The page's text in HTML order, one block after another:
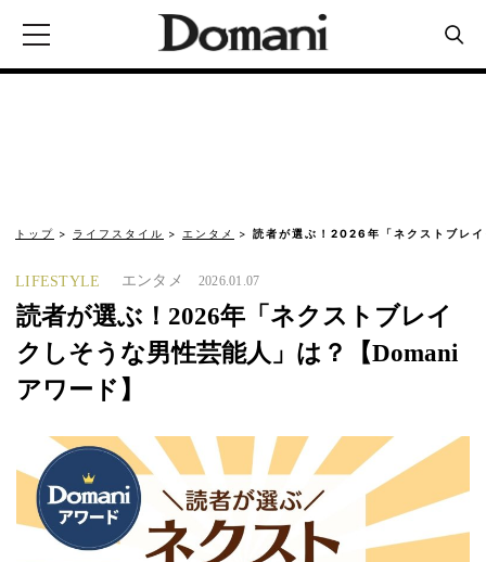
トップ ライフスタイル エンタメ 読者が選ぶ！2026年「ネクストブレ
LIFESTYLE エンタメ 2026.01.07
読者が選ぶ！2026年「ネクストブレイ
クしそうな男性芸能人」は？【Domani
アワード】